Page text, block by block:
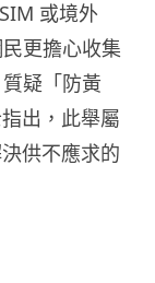
或境外
更擔心收集
疑「防黃
出，此舉屬
供不應求的